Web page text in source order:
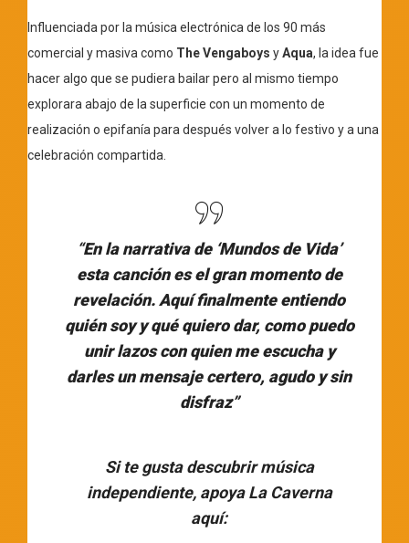
Influenciada por la música electrónica de los 90 más
comercial y masiva como The Vengaboys yAqua, la idea fue
hacer algo que se pudiera bailar pero al mismo tiempo
explorara abajo de la superficie con un momento de
realización o epifanía para después volver a lo festivo y a una
celebración compartida.
“En la narrativa de ‘Mundos de Vida’
esta canción es el gran momento de
revelación. Aquí finalmente entiendo
quién soy y qué quiero dar, como puedo
unir lazos con quien me escucha y
darles un mensaje certero, agudo y sin
disfraz”
Si te gusta descubrir música
independiente, apoya La Caverna
aquí: